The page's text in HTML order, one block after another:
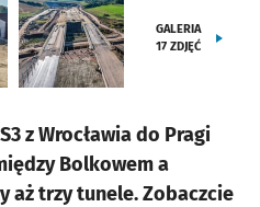
GALERIA
17 ZDJĘĆ
z Wrocławia do Pragi
Bolkowem a
aż trzy tunele. Zobaczcie